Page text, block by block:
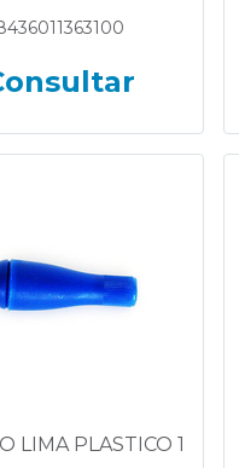
LIMA PLASTICO 1